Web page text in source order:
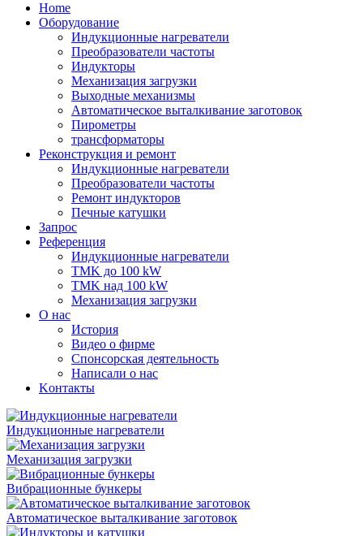
Home
Оборудование
Индукционные нагреватели
Преобразователи частоты
Индукторы
Механизация загрузки
Выходные механизмы
Aвтоматическое выталкивание заготовок
Пирометры
трансформаторы
Реконструкция и ремонт
Индукционные нагреватели
Преобразователи частоты
Pемонт индукторов
Печные катушки
Запрос
Референция
Индукционные нагреватели
TMK до 100 kW
TMK над 100 kW
Механизация загрузки
О нас
История
Видео о фирме
Спонсорская деятельность
Написали о нас
Kонтакты
Индукционные нагреватели
Механизация загрузки
Вибрационные бункеры
Aвтоматическое выталкивание заготовок